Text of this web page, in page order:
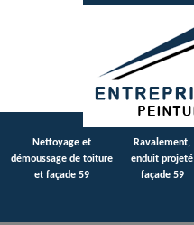
Nettoyage et
démoussage de toiture
et façade 59
Ravalement,
enduit projeté
façade 59